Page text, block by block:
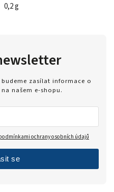
0,2 g
zasílat informace o
našem e-shopu.
ochrany osobních údajů
se